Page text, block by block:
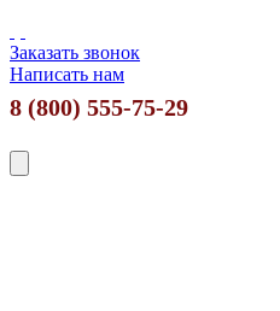
Заказать звонок
Написать нам
8 (800) 555-75-29